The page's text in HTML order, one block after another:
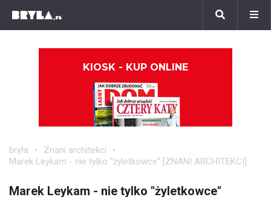
KIOSK - KUP ONLINE
bryła
Znani architekci
Marek Leykam - nie tylko "żyletkowce" [ZNANI ARCHITEKCI]
Marek Leykam - nie tylko "żyletkowce"